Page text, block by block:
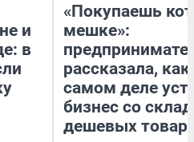
и
в
«Покупаешь
мешке»:
рассказала, как
самом деле
бизнес со
дешевых